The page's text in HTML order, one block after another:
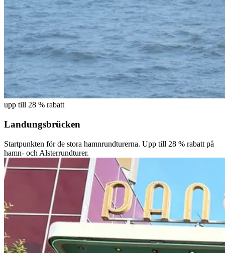
upp till 28 % rabatt
Landungsbrücken
Startpunkten för de stora hamnrundturerna. Upp till 28 % rabatt på
hamn- och Alsterrundturer.